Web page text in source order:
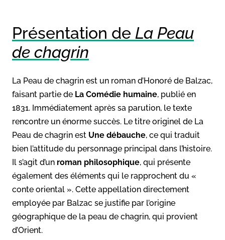
Présentation de La Peau
de chagrin
La Peau de chagrin est un roman d’Honoré de Balzac,
faisant partie de La Comédie humaine, publié en
1831. Immédiatement après sa parution, le texte
rencontre un énorme succès. Le titre originel de La
Peau de chagrin est Une débauche, ce qui traduit
bien l’attitude du personnage principal dans l’histoire.
Il s’agit d’un roman philosophique, qui présente
également des éléments qui le rapprochent du «
conte oriental ». Cette appellation directement
employée par Balzac se justifie par l’origine
géographique de la peau de chagrin, qui provient
d’Orient.